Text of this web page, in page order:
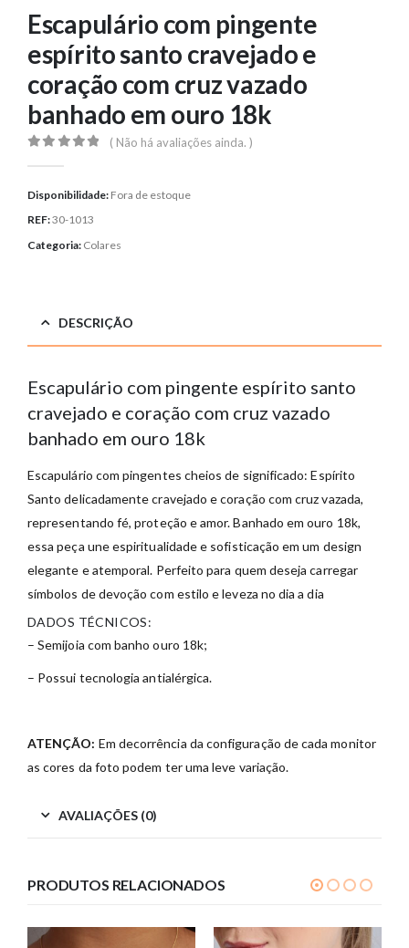
Escapulário com pingente
espírito santo cravejado e
coração com cruz vazado
banhado em ouro 18k
( Não há avaliações ainda. )
Disponibilidade: Fora de estoque
REF:30-1013
Categoria: Colares
DESCRIÇÃO
Escapulário com pingente espírito santo
cravejado e coração com cruz vazado
banhado em ouro 18k
Escapulário com pingentes cheios de significado: Espírito
Santo delicadamente cravejado e coração com cruz vazada,
representando fé, proteção e amor. Banhado em ouro 18k,
essa peça une espiritualidade e sofisticação em um design
elegante e atemporal. Perfeito para quem deseja carregar
símbolos de devoção com estilo e leveza no dia a dia
DADOS TÉCNICOS:
– Semijoia com banho ouro 18k;
– Possui tecnologia antialérgica.
ATENÇÃO: Em decorrência da configuração de cada monitor
as cores da foto podem ter uma leve variação.
AVALIAÇÕES (0)
PRODUTOS RELACIONADOS